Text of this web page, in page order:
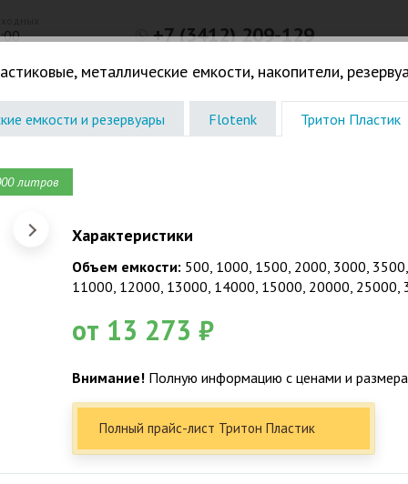
+7 (3412) 209-129
оф. 316
Погреба. Кессоны Жироловки. КНС. Дачное
И
СИСТЕМ,
на работы 5 лет, на
частного дома, коттеджа, таунхауса, магазина,
металлические емкости, накопители,
емкости и резервуары Flotenk Тритон Пластик
литров
Характеристики
Объем емкости: 500, 1000, 1500, 2000, 3000,
11000, 12000, 13000, 14000, 15000, 20000, 25000,
от 13 273 ₽
Внимание! Полную информацию с ценами и
Полный прайс-лист Тритон Пластик